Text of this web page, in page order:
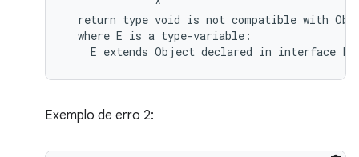
              ^
return type void is not compatible with
  where E is a type-variable:
Exemplo de erro 2: